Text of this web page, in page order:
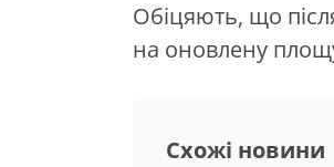
Обіцяють, що
на оновлену
Схожі новини